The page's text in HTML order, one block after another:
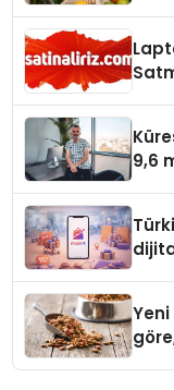
9,6